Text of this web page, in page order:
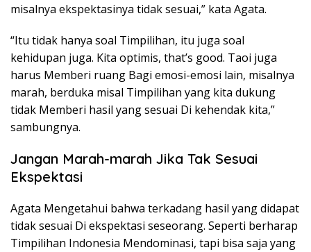
misalnya ekspektasinya tidak sesuai,” kata Agata.
“Itu tidak hanya soal Timpilihan, itu juga soal
kehidupan juga. Kita optimis, that’s good. Taoi juga
harus Memberi ruang Bagi emosi-emosi lain, misalnya
marah, berduka misal Timpilihan yang kita dukung
tidak Memberi hasil yang sesuai Di kehendak kita,”
sambungnya.
Jangan Marah-marah Jika Tak Sesuai
Ekspektasi
Agata Mengetahui bahwa terkadang hasil yang didapat
tidak sesuai Di ekspektasi seseorang. Seperti berharap
Timpilihan Indonesia Mendominasi, tapi bisa saja yang